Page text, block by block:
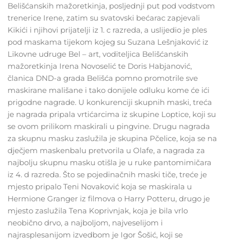
Belišćanskih mažoretkinja, posljednji put pod vodstvom
trenerice Irene, zatim su svatovski bećarac zapjevali
Kikići i njihovi prijatelji iz 1. c razreda, a uslijedio je ples
pod maskama tijekom kojeg su Suzana Lešnjaković iz
Likovne udruge Bel – art, voditeljica Belišćanskih
mažoretkinja Irena Novoselić te Doris Habjanović,
članica DND-a grada Belišća pomno promotrile sve
maskirane mališane i tako donijele odluku kome će ići
prigodne nagrade. U konkurenciji skupnih maski, treća
je nagrada pripala vrtićarcima iz skupine Loptice, koji su
se ovom prilikom maskirali u pingvine. Drugu nagrada
za skupnu masku zaslužila je skupina Pčelice, koja se na
dječjem maskenbalu pretvorila u Olafe, a nagrada za
najbolju skupnu masku otišla je u ruke pantomimičara
iz 4. d razreda. Što se pojedinačnih maski tiče, treće je
mjesto pripalo Teni Novaković koja se maskirala u
Hermione Granger iz filmova o Harry Potteru, drugo je
mjesto zaslužila Tena Koprivnjak, koja je bila vrlo
neobično drvo, a najboljom, najveselijom i
najrasplesanijom izvedbom je Igor Šošić, koji se